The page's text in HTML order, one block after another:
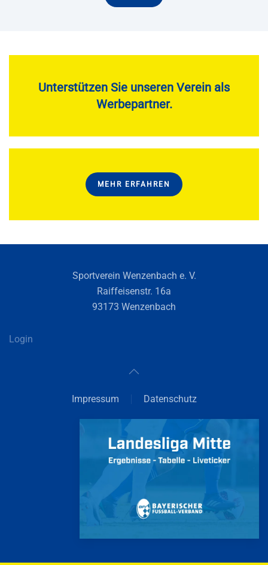
Unterstützen Sie unseren Verein als
Werbepartner.
MEHR ERFAHREN
Sportverein Wenzenbach e. V.
Raiffeisenstr. 16a
93173 Wenzenbach
Login
Impressum Datenschutz